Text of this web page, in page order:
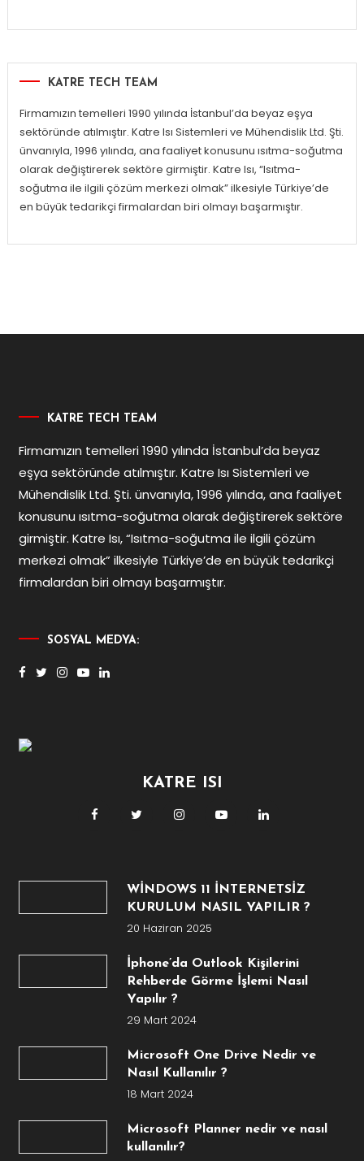
KATRE TECH TEAM
Firmamızın temelleri 1990 yılında İstanbul’da beyaz eşya
sektöründe atılmıştır. Katre Isı Sistemleri ve Mühendislik Ltd. Şti.
ünvanıyla, 1996 yılında, ana faaliyet konusunu ısıtma-soğutma
olarak değiştirerek sektöre girmiştir. Katre Isı, “Isıtma-
soğutma ile ilgili çözüm merkezi olmak” ilkesiyle Türkiye’de
en büyük tedarikçi firmalardan biri olmayı başarmıştır.
KATRE TECH TEAM
Firmamızın temelleri 1990 yılında İstanbul’da beyaz
eşya sektöründe atılmıştır. Katre Isı Sistemleri ve
Mühendislik Ltd. Şti. ünvanıyla, 1996 yılında, ana faaliyet
konusunu ısıtma-soğutma olarak değiştirerek sektöre
girmiştir. Katre Isı, “Isıtma-soğutma ile ilgili çözüm
merkezi olmak” ilkesiyle Türkiye’de en büyük tedarikçi
firmalardan biri olmayı başarmıştır.
SOSYAL MEDYA:
KATRE ISI
WİNDOWS 11 İNTERNETSİZ
KURULUM NASIL YAPILIR ?
20 Haziran 2025
İphone’da Outlook Kişilerini
Rehberde Görme İşlemi Nasıl
Yapılır ?
29 Mart 2024
Microsoft One Drive Nedir ve
Nasıl Kullanılır ?
18 Mart 2024
Microsoft Planner nedir ve nasıl
kullanılır?